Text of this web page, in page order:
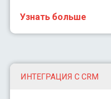
Узнать больше